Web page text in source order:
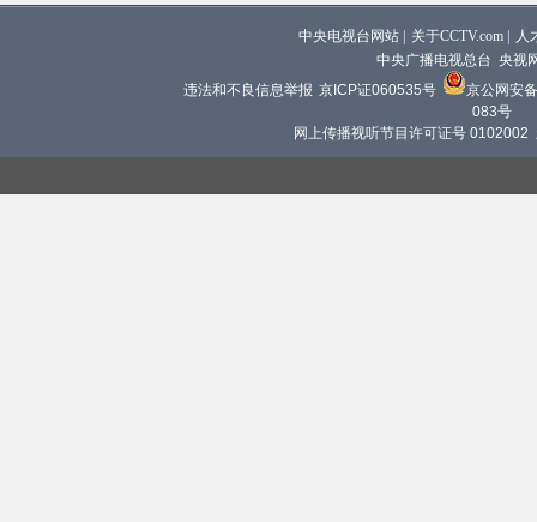
中央电视台网站 关于CCTV.com
人
中央广播电视总台 央视
违法和不良信息举报 京ICP证060535号
京公网安
083号
网上传播视听节目许可证号